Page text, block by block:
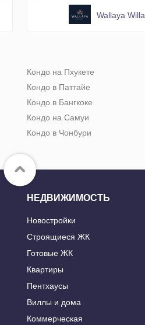
Wallaya
Кондо на Пхукете
Кондо в Паттайе
Кондо в Бангкоке
Кондо на Самуи
Кондо в Чонбури
НЕДВИЖИМОСТЬ
Новостройки
Строящиеся ЖК
Готовые ЖК
Квартиры
Пентхаусы
Виллы и дома
Коммерческая